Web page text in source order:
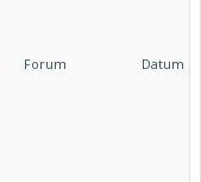
Forum Datum